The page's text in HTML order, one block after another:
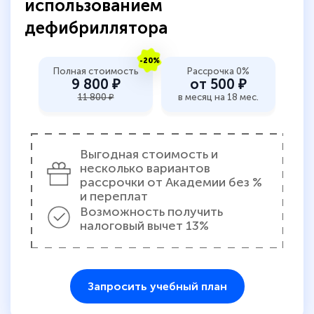
использованием
дефибриллятора
-20%
Полная стоимость
9 800 ₽
11 800 ₽
Рассрочка 0%
от 500 ₽
в месяц на 18 мес.
Выгодная стоимость и
несколько вариантов
рассрочки от Академии без %
и переплат
Возможность получить
налоговый вычет 13%
Запросить учебный план